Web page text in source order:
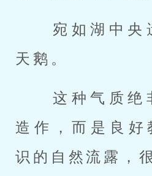
天鹅。
造作，而是良好
识的自然流露，